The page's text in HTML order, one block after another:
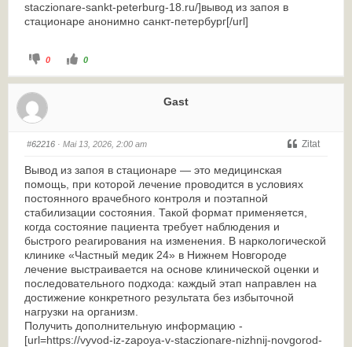
staczionare-sankt-peterburg-18.ru/]вывод из запоя в
стационаре анонимно санкт-петербург[/url]
0 0
Gast
#62216 · Mai 13, 2026, 2:00 am Zitat
Вывод из запоя в стационаре — это медицинская
помощь, при которой лечение проводится в условиях
постоянного врачебного контроля и поэтапной
стабилизации состояния. Такой формат применяется,
когда состояние пациента требует наблюдения и
быстрого реагирования на изменения. В наркологической
клинике «Частный медик 24» в Нижнем Новгороде
лечение выстраивается на основе клинической оценки и
последовательного подхода: каждый этап направлен на
достижение конкретного результата без избыточной
нагрузки на организм.
Получить дополнительную информацию -
[url=https://vyvod-iz-zapoya-v-staczionare-nizhnij-novgorod-